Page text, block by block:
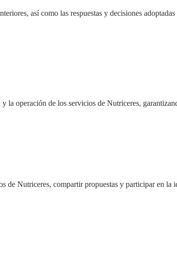
así como las respuestas y decisiones
la operación de los servicios de Nutriceres,
de Nutriceres, compartir propuestas y participar en